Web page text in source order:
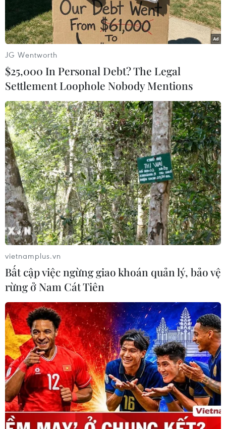
Sân bay Tân Sơn Nhất sẽ đón khoảng
140.000 khách mỗi ngày dịp cao điểm Tết
22/12/2023 02:55
Cảng Hàng không Quốc tế Tân Sơn Nhất đã có kế
hoạch, lên phương án nhằm đáp ứng nhu cầu đi lại
của người dân cũng như đảm bảo an ninh, an toàn
bay.
Tăng lượt cất hạ cánh tại Sân bay Nội Bài,
JG Wentworth
$25,000 In Personal Debt? The Legal
Settlement Loophole Nobody Mentions
vietnamplus.vn
Bất cập việc ngừng giao khoán quản lý, bảo vệ
rừng ở Nam Cát Tiên